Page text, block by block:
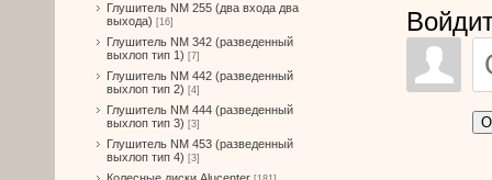
Глушитель NM 255 (два входа два
выхода) [16]
Глушитель NM 342 (разведенный
выхлоп тип 1) [7]
Глушитель NM 442 (разведенный
выхлоп тип 2) [4]
Глушитель NM 444 (разведенный
выхлоп тип 3) [3]
Глушитель NM 453 (разведенный
выхлоп тип 4) [3]